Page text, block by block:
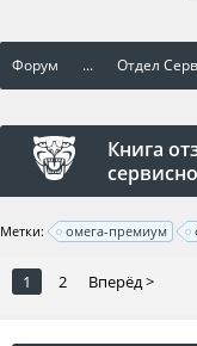
Форум ... Отдел
Книга
Метки: омега-премиум
1 2 Вперёд >